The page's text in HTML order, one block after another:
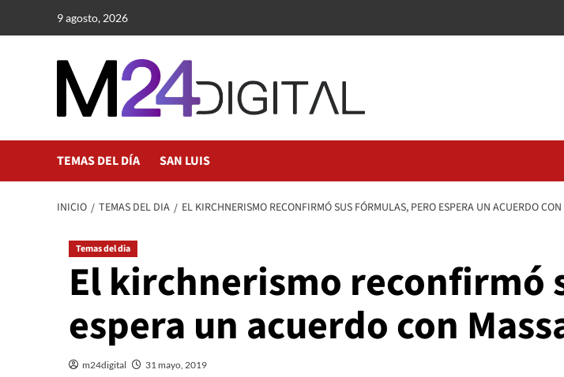
9 agosto, 2026
TEMAS DEL DÍA SAN LUIS
INICIO TEMAS DEL DIA EL KIRCHNERISMO RECONFIRMÓ SUS FÓRMULAS, PERO ESPERA UN ACUERDO
Temas del dia
El kirchnerismo reconfirmó
espera un acuerdo con
m24digital 31 mayo, 2019